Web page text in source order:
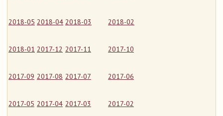
2018-05 2018-04 2018-03 2018-02
2018-01 2017-12 2017-11 2017-10
2017-09 2017-08 2017-07 2017-06
2017-05 2017-04 2017-03 2017-02